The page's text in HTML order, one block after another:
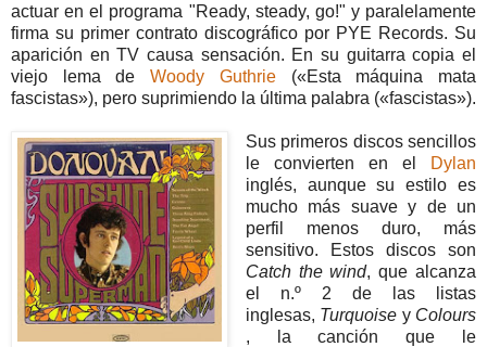
actuar en el programa "Ready, steady, go!" y paralelamente
firma su primer contrato discográfico por PYE Records. Su
aparición en TV causa sensación. En su guitarra copia el
viejo lema deWoody Guthrie(«Esta máquina mata
fascistas»), pero suprimiendo la última palabra («fascistas»).
Sus primeros discos sencillos
le convierten en el
Dylan
inglés, aunque su estilo es
mucho más suave y de un
perfil menos duro, más
sensitivo. Estos discos son
Catch the wind, que alcanza
el n.º 2 de las listas
inglesas, Turquoise y Colours
, la canción que le